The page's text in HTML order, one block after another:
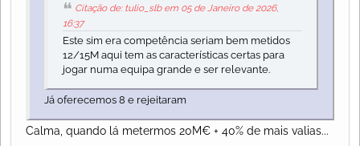
Citação de: tulio_slb em 05 de Janeiro de 2026,
16:37
Este sim era competência seriam bem metidos
12/15M aqui tem as características certas para
jogar numa equipa grande e ser relevante.
Já oferecemos 8 e rejeitaram
Calma, quando lá metermos 20M€ + 40% de mais valias...